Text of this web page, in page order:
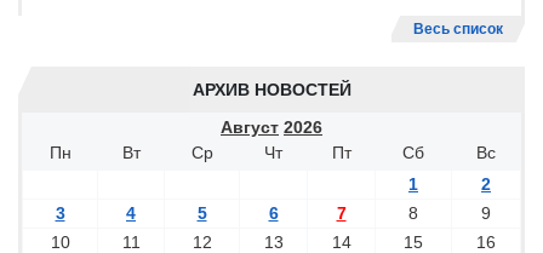
Весь список
АРХИВ НОВОСТЕЙ
Август 2026
Пн
Вт Ср Чт Пт Сб
Вс
1
2
3
4 5 6 7 8
9
10
11 12 13 14 15
16